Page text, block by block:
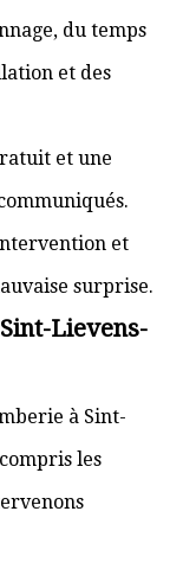
du temps
et des
et une
et
surprise.
Lievens-
à Sint-
les